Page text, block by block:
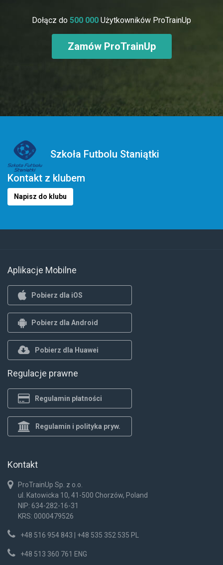
Dołącz do 500 000 Użytkowników ProTrainUp
Zamów ProTrainUp
Szkoła Futbolu Staniątki
Kontakt z klubem
Napisz do klubu
Aplikacje Mobilne
Pobierz dla iOS
Pobierz dla Android
Pobierz dla Huawei
Regulacje prawne
Regulamin płatności
Regulamin i polityka pryw.
Kontakt
ProTrainUp Sp. z o.o.
ul. Katowicka 10, 41-500 Chorzów, Poland
NIP: 634-282-16-31
KRS: 0000479526
+48 516 954 843 | +48 535 352 535 PL
+48 513 360 761 ENG